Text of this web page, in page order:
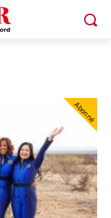
Abonné